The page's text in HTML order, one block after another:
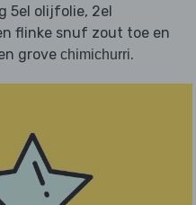
5el olijfolie, 2el
flinke snuf zout toe en
grove chimichurri.